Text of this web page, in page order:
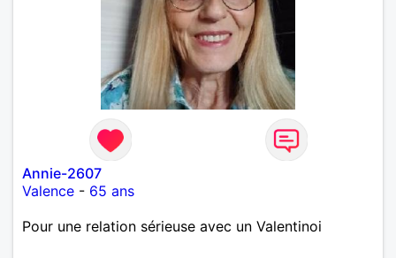
Annie-2607
Valence - 65 ans
Pour une relation sérieuse avec un Valentinoi